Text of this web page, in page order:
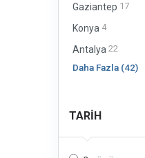
Gaziantep 17
Konya 4
Antalya 22
Daha Fazla (42)
TARIH